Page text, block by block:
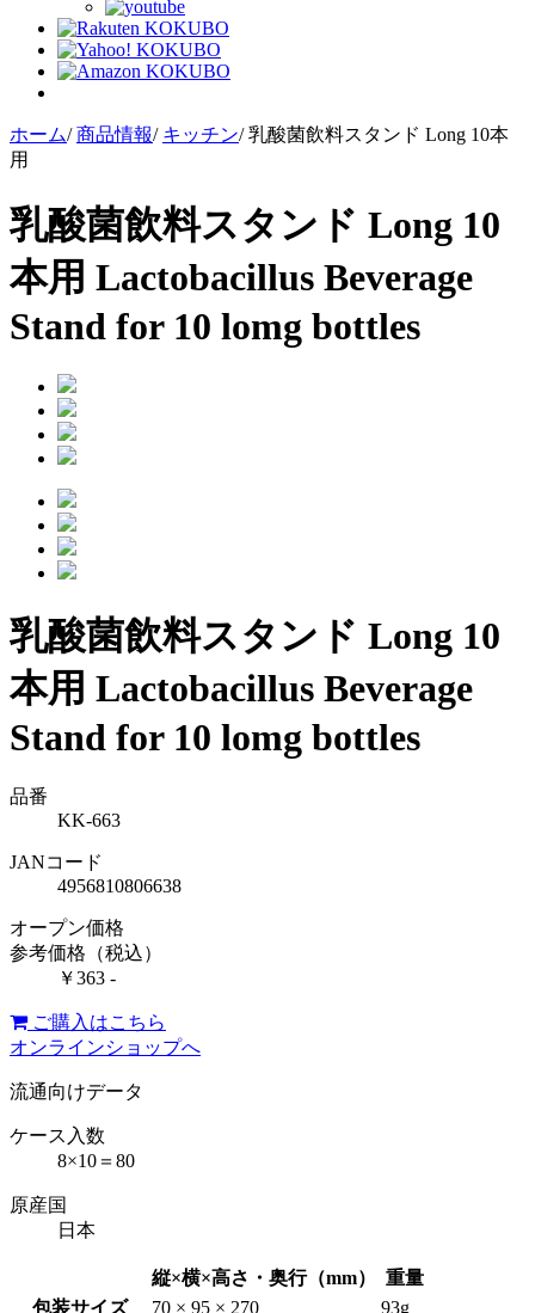
ホーム/ 商品情報/ キッチン/ 乳酸菌飲料スタンド Long 10本
用
乳酸菌飲料スタンド Long 10
本用 Lactobacillus Beverage
Stand for 10 lomg bottles
乳酸菌飲料スタンド Long 10
本用 Lactobacillus Beverage
Stand for 10 lomg bottles
品番
KK-663
JANコード
4956810806638
オープン価格
参考価格（税込）
￥363 -
ご購入はこちら
オンラインショップへ
流通向けデータ
ケース入数
8×10＝80
原産国
日本
縦×横×高さ・奥行（mm）
重量
包装サイズ
70 × 95 × 270 93g